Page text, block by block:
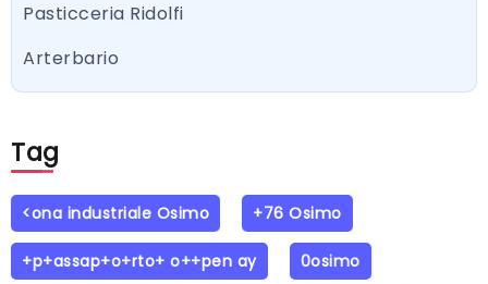
Pasticceria Ridolfi
Arterbario
Tag
<ona industriale Osimo +76 Osimo
+p+assap+o+rto+ o++pen ay 0osimo